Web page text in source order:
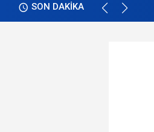
SON DAKİKA